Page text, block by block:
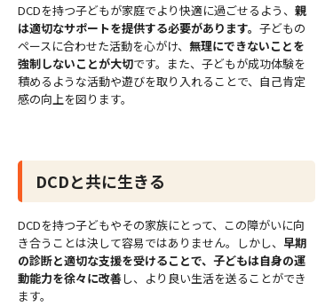
DCDを持つ子どもが家庭でより快適に過ごせるよう、 親
は適切なサポートを提供する必要があります。 子どもの
ペースに合わせた活動を心がけ、 無理にできないことを
強制しないことが大切です。また、子どもが成功体験を
積めるような活動や遊びを取り入れることで、自己肯定
感の向上を図ります。
DCDと共に生きる
DCDを持つ子どもやその家族にとって、この障がいに向
き合うことは決して容易ではありません。しかし、 早期
の診断と適切な支援を受けることで、子どもは自身の運
動能力を徐々に改善し、より良い生活を送ることができ
ます。